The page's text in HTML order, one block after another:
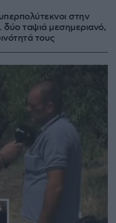
στην
δύο ταψιά μεσημεριανό,
τους